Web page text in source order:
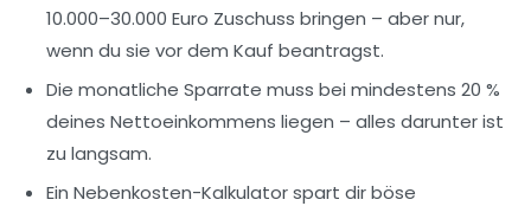
10.000–30.000 Euro Zuschuss bringen – aber nur,
wenn du sie vor dem Kauf beantragst.
Die monatliche Sparrate muss bei mindestens 20 %
deines Nettoeinkommens liegen – alles darunter ist
zu langsam.
Ein Nebenkosten-Kalkulatorspart dir böse